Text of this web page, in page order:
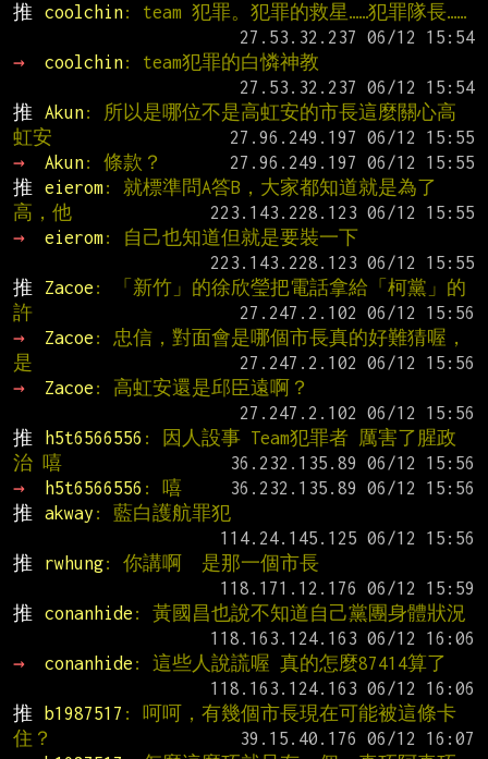
推
coolchin: team 犯罪。犯罪的救星……犯罪隊長……
→
coolchin: team犯罪的白憐神教
推
Akun: 所以是哪位不是高虹安的市長這麼關心高
虹安
→
Akun: 條款？
推
eierom: 就標準問A答B，大家都知道就是為了
高，他
→
eierom: 自己也知道但就是要裝一下
推
Zacoe : 「新竹」的徐欣瑩把電話拿給「柯黨」的
許
→
Zacoe : 忠信，對面會是哪個市長真的好難猜喔，
是
→
Zacoe : 高虹安還是邱臣遠啊？
推
h5t6566556 : 因人設事 Team犯罪者 厲害了腥政
治 嘻
→
h5t6566556 : 嘻
推
akway : 藍白護航罪犯
推
rwhung: 你講啊  是那一個市長
推
conanhide : 黃國昌也說不知道自己黨團身體狀況
→
conanhide : 這些人說謊喔 真的怎麼87414算了
推
b1987517 : 呵呵，有幾個市長現在可能被這條卡
住？